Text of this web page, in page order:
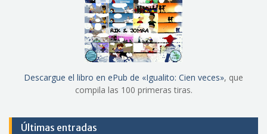
Descargue el libro en ePub de «Igualito: Cien veces», que
compila las 100 primeras tiras.
Últimas entradas